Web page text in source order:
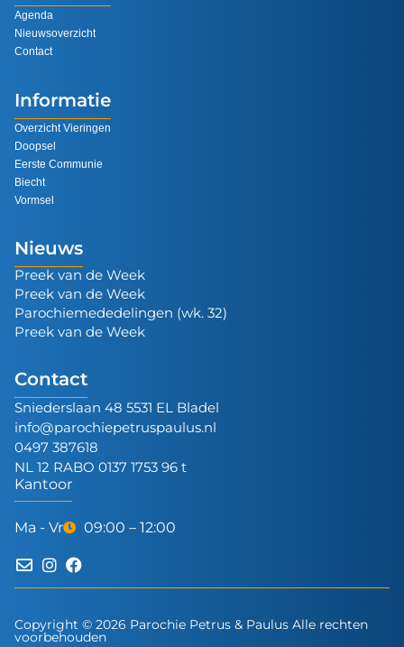
Agenda
Nieuwsoverzicht
Contact
Informatie
Overzicht Vieringen
Doopsel
Eerste Communie
Biecht
Vormsel
Nieuws
Preek van de Week
Preek van de Week
Parochiemededelingen (wk. 32)
Preek van de Week
Contact
Sniederslaan 48 5531 EL Bladel
info@parochiepetruspaulus.nl
0497 387618
NL 12 RABO 0137 1753 96 t
Kantoor
Ma - Vr 09:00 – 12:00
Copyright © 2026 Parochie Petrus & Paulus Alle rechten
voorbehouden